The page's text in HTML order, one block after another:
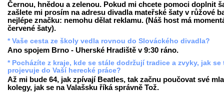
Černou, hnědou a zelenou. Pokud mi chcete pomoci doplnit
zašlete mi prosím na adresu divadla mateřské šaty v růžové
nejlépe značku: nemohu dělat reklamu. (Náš host má
červené šaty).
* Vaše cesta ze školy vedla rovnou do Slováckého divadla?
Ano spojem Brno - Uherské Hradiště v 9:30 ráno.
* Pocházíte z kraje, kde se stále dodržují tradice a zvyky, jak se
projevuje do Vaší herecké práce?
Až mi bude 64, jak zpívají Beatles, tak začnu poučovat své
kolegy, jak se na Valašsku říká správně Tož.